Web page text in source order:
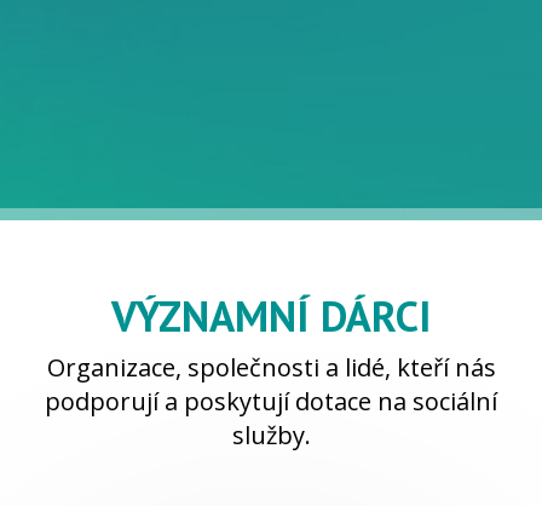
VÝZNAMNÍ DÁRCI
Organizace, společnosti a lidé, kteří nás
podporují a poskytují dotace na sociální
služby.